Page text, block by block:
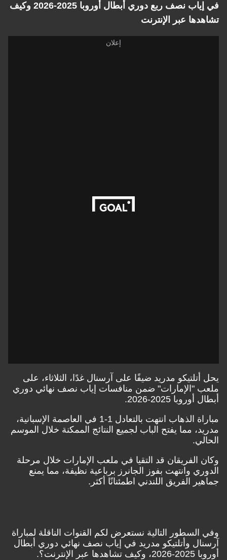
في إياب نصف ربع دوري أبطال أوروبا 2025-2026 وكيف
تشاهدها عبر الإنترنت
يحل أتلتيكو مدريد ضيفًا على آرسنال غدًا، الثلاثاء، على
ملعب "الإمارات" ضمن منافسات إياب نصف نهائي دوري
أبطال أوروبا 2025-2026.
مباراة الذهاب انتهت بالتعادل 1-1 في العاصمة الإسبانية،
مدريد، مما يفتح الباب لجميع النتائج الممكنة خلال الموسم
الحالي.
وكان الفريقان قد التقيا في ملعب الإمارات خلال مرحلة
الدوري وانتهت بفوز الجانرز برباعية نظيفة، مما يمنع
جماهير الفريق اللندني اطمئنانًا أكثر.
وفي السطور التالية نستعرض لكم القنوات الناقلة لمباراة
آرسنال وأتلتيكو مدريد في إياب نصف نهائي دوري أبطال
أوروبا 2025-2026، وكيف تشاهدها عبر الإنترنت؟.